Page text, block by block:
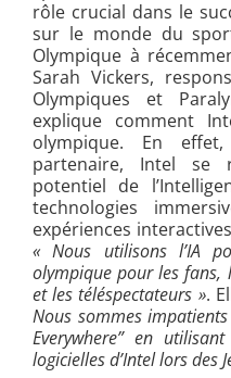
rôle crucial dans le
sur le monde du
Olympique à
Sarah Vickers,
Olympiques et
explique comment
olympique. En
partenaire, Intel se
potentiel de
technologies
expériences
« Nous utilisons l’IA
olympique pour les fans,
et les téléspectateurs ».
Nous sommes
Everywhere” en
logicielles d’Intel lors des